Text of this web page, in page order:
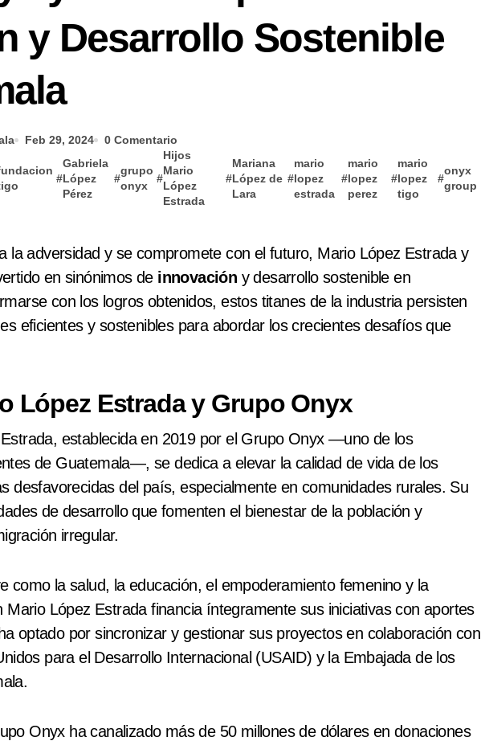
y Desarrollo Sostenible
Feb 29, 2024 0 Comentario
#
Gabriela
López
Pérez
#
grupo
onyx
#
Hijos
Mario
López
Estrada
#
Mariana
López de
Lara
#
mario
lopez
estrada
#
mario
lopez
perez
#
mario
lopez
tigo
#
onyx
group
en sinónimos de innovación y desarrollo sostenible en
con los logros obtenidos, estos titanes de la industria persisten
eficientes y sostenibles para abordar los crecientes desafíos que
López Estrada y Grupo Onyx
establecida en 2019 por el Grupo Onyx —uno de los
de Guatemala—, se dedica a elevar la calidad de vida de los
desfavorecidas del país, especialmente en comunidades rurales. Su
de desarrollo que fomenten el bienestar de la población y
irregular.
como la salud, la educación, el empoderamiento femenino y la
Mario López Estrada financia íntegramente sus iniciativas con aportes
optado por sincronizar y gestionar sus proyectos en colaboración con
para el Desarrollo Internacional (USAID) y la Embajada de los
Onyx ha canalizado más de 50 millones de dólares en donaciones